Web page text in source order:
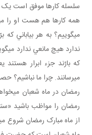
سلسله کارها موفق است
همه کارها هم هست او را مي
مي گوييم؟ به هر بياباني
ندارد هيچ مانعي ندارد مي
که بارّند جزء ابرار
مي رسانند. چرا ما نباشيم؟
رمضان در ماه شعبان مي
رمضان را مواظب باشيد
از ماه مبارک رمضان شروع